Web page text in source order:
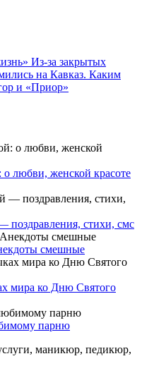
Из-за закрытых
на Кавказ. Каким
и «Приор»
любви, женской красоте
поздравления, стихи, смс
смешные
мира ко Дню Святого
парню
маникюр, педикюр,